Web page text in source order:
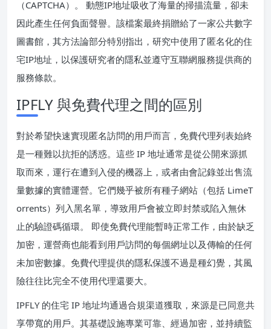
（CAPTCHA）。 動態IP地址吸收了海量的掃描流量，卻未
因此產生任何負面聲譽。該檔案最終捐贈給了一家公共數字
圖書館，其方法論部分特別指出，研究中使用了匿名化的住
宅IP地址，以保護研究者的隱私並遵守互聯網服務提供商的
服務條款。
IPFLY 與免費代理之間的區別
對於希望快速實現匿名訪問的用戶而言，免費代理列表始終
是一種難以抗拒的誘惑。這些 IP 地址通常是從公開來源抓
取而來，運行在遭到入侵的機器上，或者由會記錄並出售流
量數據的實體運營。它們幾乎被所有種子網站（包括 LimeT
orrents）列入黑名單，導致用戶會被立即封禁或陷入無休
止的驗證碼循環。 即使免費代理能暫時正常工作，由於缺乏
加密，運營商也能看到用戶訪問的每個網址以及傳輸的任何
未加密數據。免費代理提供的隱私保護不過是種幻覺，其風
險往往比完全不使用代理還要大。
IPFLY 的住宅 IP 地址均通過合規渠道獲取，來源是已同意共
享帶寬的用戶。其基礎設施專業可靠、經過加密，並持續監